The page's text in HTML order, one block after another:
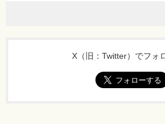
X（旧：Twitter）でフォ